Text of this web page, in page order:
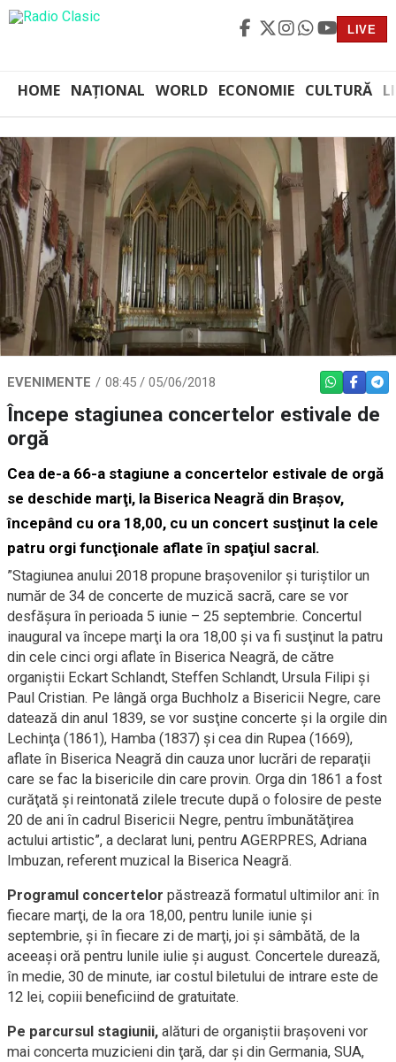
LIVE
HOME NAȚIONAL WORLD ECONOMIE CULTURĂ
EVENIMENTE 08:45 / 05/06/2018 WHATSAPP
Începe stagiunea concertelor estivale de
orgă
Cea de-a 66-a stagiune a concertelor estivale de orgă
se deschide marţi, la Biserica Neagră din Braşov,
începând cu ora 18,00, cu un concert susţinut la cele
patru orgi funcţionale aflate în spaţiul sacral.
”Stagiunea anului 2018 propune braşovenilor şi turiştilor un
număr de 34 de concerte de muzică sacră, care se vor
desfăşura în perioada 5 iunie – 25 septembrie. Concertul
inaugural va începe marţi la ora 18,00 şi va fi susţinut la patru
din cele cinci orgi aflate în Biserica Neagră, de către
organiştii Eckart Schlandt, Steffen Schlandt, Ursula Filipi şi
Paul Cristian. Pe lângă orga Buchholz a Bisericii Negre, care
datează din anul 1839, se vor susţine concerte şi la orgile din
Lechinţa (1861), Hamba (1837) şi cea din Rupea (1669),
aflate în Biserica Neagră din cauza unor lucrări de reparaţii
care se fac la bisericile din care provin. Orga din 1861 a fost
curăţată şi reintonată zilele trecute după o folosire de peste
20 de ani în cadrul Bisericii Negre, pentru îmbunătăţirea
actului artistic”, a declarat luni, pentru AGERPRES, Adriana
Imbuzan, referent muzical la Biserica Neagră.
Programul concertelor păstrează formatul ultimilor ani: în
fiecare marţi, de la ora 18,00, pentru lunile iunie şi
septembrie, şi în fiecare zi de marţi, joi şi sâmbătă, de la
aceeaşi oră pentru lunile iulie şi august. Concertele durează,
în medie, 30 de minute, iar costul biletului de intrare este de
12 lei, copiii beneficiind de gratuitate.
Pe parcursul stagiunii, alături de organiştii braşoveni vor
mai concerta muzicieni din ţară, dar şi din Germania, SUA,